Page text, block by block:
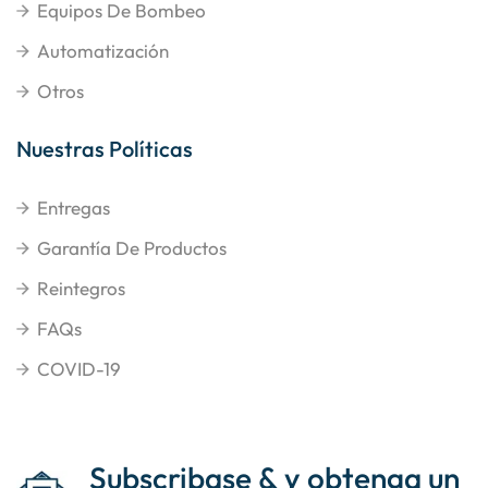
Equipos De Bombeo
Automatización
Otros
Nuestras Políticas
Entregas
Garantía De Productos
Reintegros
FAQs
COVID-19
Subscribase & y obtenga un